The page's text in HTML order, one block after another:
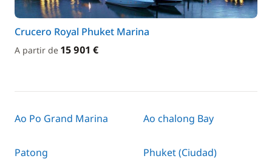
Crucero Royal Phuket Marina
A partir de 15 901 €
Ao Po Grand Marina Ao chalong Bay
Patong Phuket (Ciudad)